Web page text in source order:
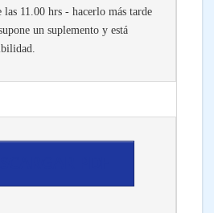
las 11.00 hrs - hacerlo más tarde
un suplemento y está